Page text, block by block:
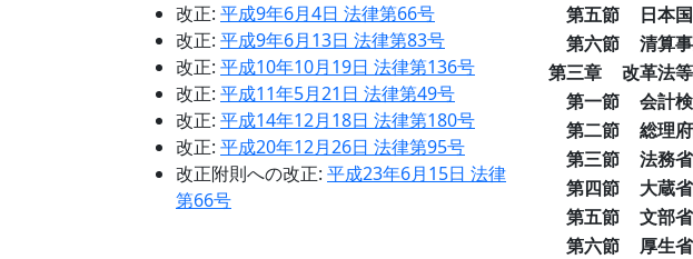
改正: 平成9年6月4日 法律第66号
改正: 平成9年6月13日 法律第83号
改正: 平成10年10月19日 法律第136号
改正: 平成11年5月21日 法律第49号
改正: 平成14年12月18日 法律第180号
改正: 平成20年12月26日 法律第95号
改正附則への改正: 平成23年6月15日 法律
第66号
第五節
日本
第六節
清算
第三章
改革法
第一節
会計
第二節
総理
第三節
法務
第四節
大蔵
第五節
文部
第六節
厚生